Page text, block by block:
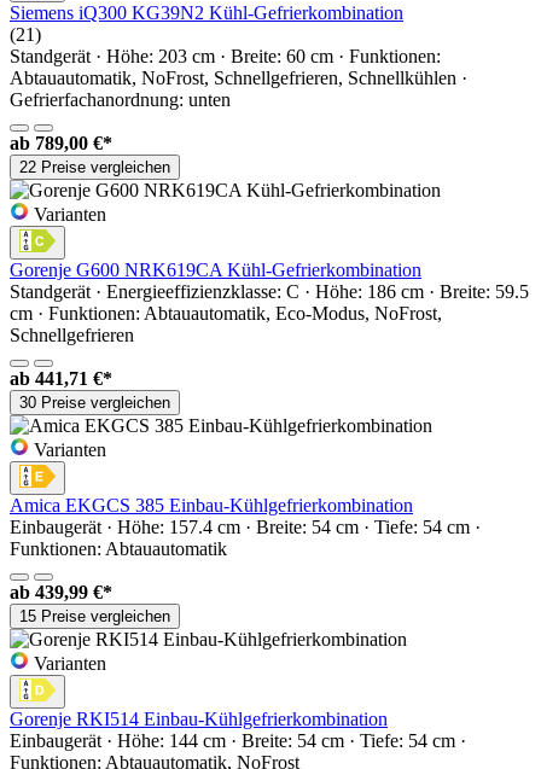
Siemens iQ300 KG39N2 Kühl-Gefrierkombination
(21)
Standgerät · Höhe: 203 cm · Breite: 60 cm · Funktionen:
Abtauautomatik, NoFrost, Schnellgefrieren, Schnellkühlen ·
Gefrierfachanordnung: unten
ab 789,00 €*
22 Preise vergleichen
Varianten
Gorenje G600 NRK619CA Kühl-Gefrierkombination
Standgerät · Energieeffizienzklasse: C · Höhe: 186 cm · Breite: 59.5
cm · Funktionen: Abtauautomatik, Eco-Modus, NoFrost,
Schnellgefrieren
ab 441,71 €*
30 Preise vergleichen
Varianten
Amica EKGCS 385 Einbau-Kühlgefrierkombination
Einbaugerät · Höhe: 157.4 cm · Breite: 54 cm · Tiefe: 54 cm ·
Funktionen: Abtauautomatik
ab 439,99 €*
15 Preise vergleichen
Varianten
Gorenje RKI514 Einbau-Kühlgefrierkombination
Einbaugerät · Höhe: 144 cm · Breite: 54 cm · Tiefe: 54 cm ·
Funktionen: Abtauautomatik, NoFrost